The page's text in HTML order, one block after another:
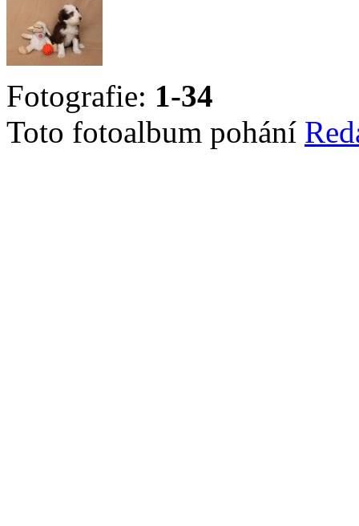
Fotografie: 1-34
Toto fotoalbum pohání